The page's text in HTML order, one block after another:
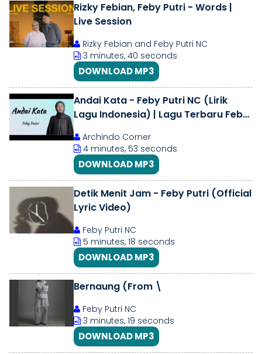
Rizky Febian, Feby Putri - Words |
Live Session
Rizky Febian and Feby Putri NC
3 minutes, 40 seconds
DOWNLOAD MP3
Andai Kata - Feby Putri NC (Lirik
Lagu Indonesia) | Lagu Terbaru Feby
Archindo Corner
4 minutes, 53 seconds
DOWNLOAD MP3
Detik Menit Jam - Feby Putri (Official
Lyric Video)
Feby Putri NC
5 minutes, 18 seconds
DOWNLOAD MP3
Bernaung (From \
Feby Putri NC
3 minutes, 19 seconds
DOWNLOAD MP3